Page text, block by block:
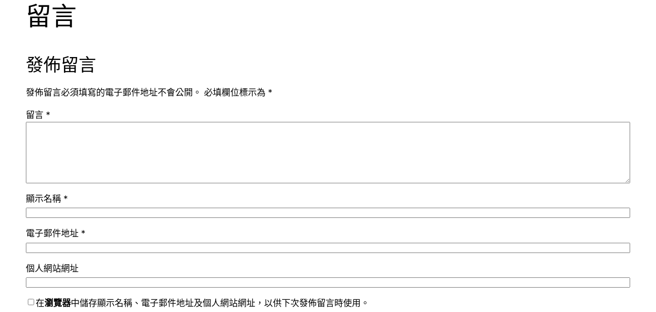
留言
發佈留言
發佈留言必須填寫的電子郵件地址不會公開。 必填欄位標示為 *
留言 *
顯示名稱 *
電子郵件地址 *
個人網站網址
在瀏覽器中儲存顯示名稱、電子郵件地址及個人網站網址，以供下次發佈留言時使用。